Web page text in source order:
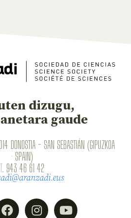
dizugu,
gaude
DONOSTIA - SAN SEBASTIÁN (GIPUZKOA
· SPAIN)
T. 943 46 61 42